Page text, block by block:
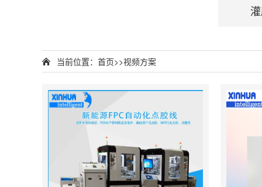
当前位置： 首页>>视频方案